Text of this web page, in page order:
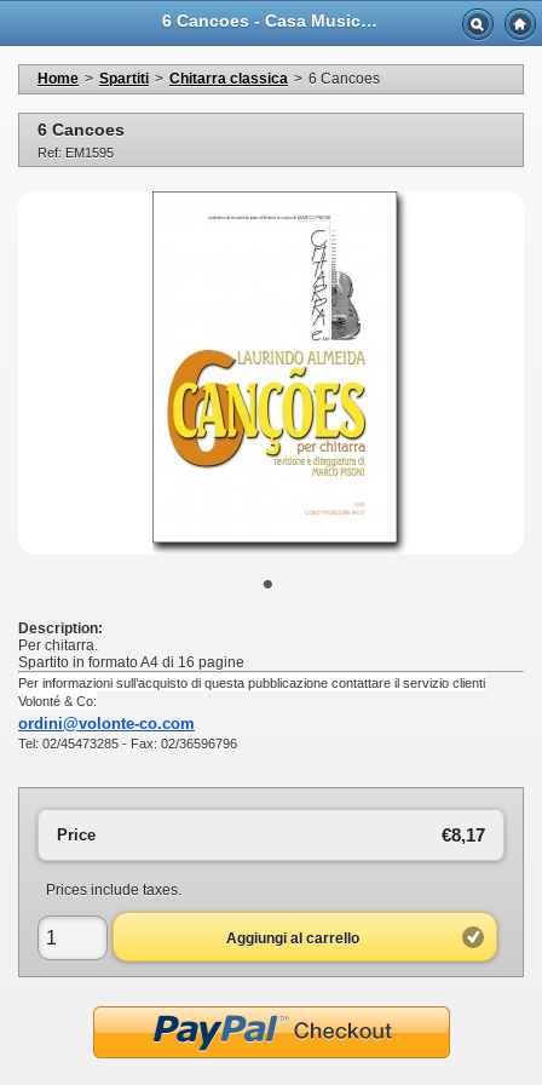
6 Cancoes - Casa Musicale Eco
Home > Spartiti > Chitarra classica > 6 Cancoes
6 Cancoes
Ref: EM1595
•
Description:
Per chitarra.
Spartito in formato A4 di 16 pagine
Per informazioni sull’acquisto di questa pubblicazione contattare il servizio clienti
Volonté & Co:
ordini@volonte-co.com
Tel: 02/45473285 - Fax: 02/36596796
€8,17
Price
Prices include taxes.
Aggiungi al carrello